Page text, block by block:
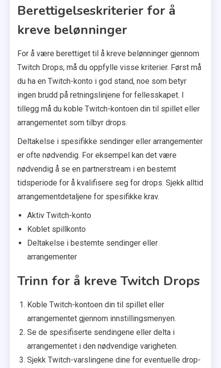
Berettigelseskriterier for å
kreve belønninger
For å være berettiget til å kreve belønninger gjennom
Twitch Drops, må du oppfylle visse kriterier. Først må
du ha en Twitch-konto i god stand, noe som betyr
ingen brudd på retningslinjene for fellesskapet. I
tillegg må du koble Twitch-kontoen din til spillet eller
arrangementet som tilbyr drops.
Deltakelse i spesifikke sendinger eller arrangementer
er ofte nødvendig. For eksempel kan det være
nødvendig å se en partnerstream i en bestemt
tidsperiode for å kvalifisere seg for drops. Sjekk alltid
arrangementdetaljene for spesifikke krav.
Aktiv Twitch-konto
Koblet spillkonto
Deltakelse i bestemte sendinger eller
arrangementer
Trinn for å kreve Twitch Drops
Koble Twitch-kontoen din til spillet eller
arrangementet gjennom innstillingsmenyen.
Se de spesifiserte sendingene eller delta i
arrangementet i den nødvendige varigheten.
Sjekk Twitch-varslingene dine for eventuelle drop-